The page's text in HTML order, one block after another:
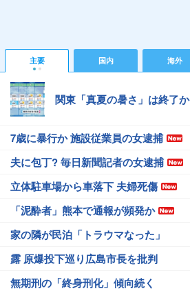
主要 国内 海外
関東「真夏の暑さ」は終了か
7歳に暴行か 施設従業員の女逮捕
夫に包丁? 毎日新聞記者の女逮捕
立体駐車場から車落下 夫婦死傷
「泥酔者」熊本で通報が頻発か
家の隣が民泊「トラウマなった」
露 原爆投下巡り広島市長を批判
無期刑の「終身刑化」傾向続く